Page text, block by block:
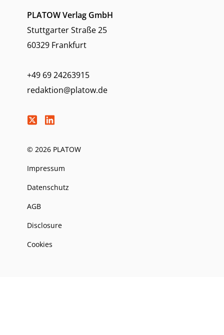
PLATOW Verlag GmbH
Stuttgarter Straße 25
60329 Frankfurt
+49 69 24263915
redaktion@platow.de
© 2026 PLATOW
Impressum
Datenschutz
AGB
Disclosure
Cookies